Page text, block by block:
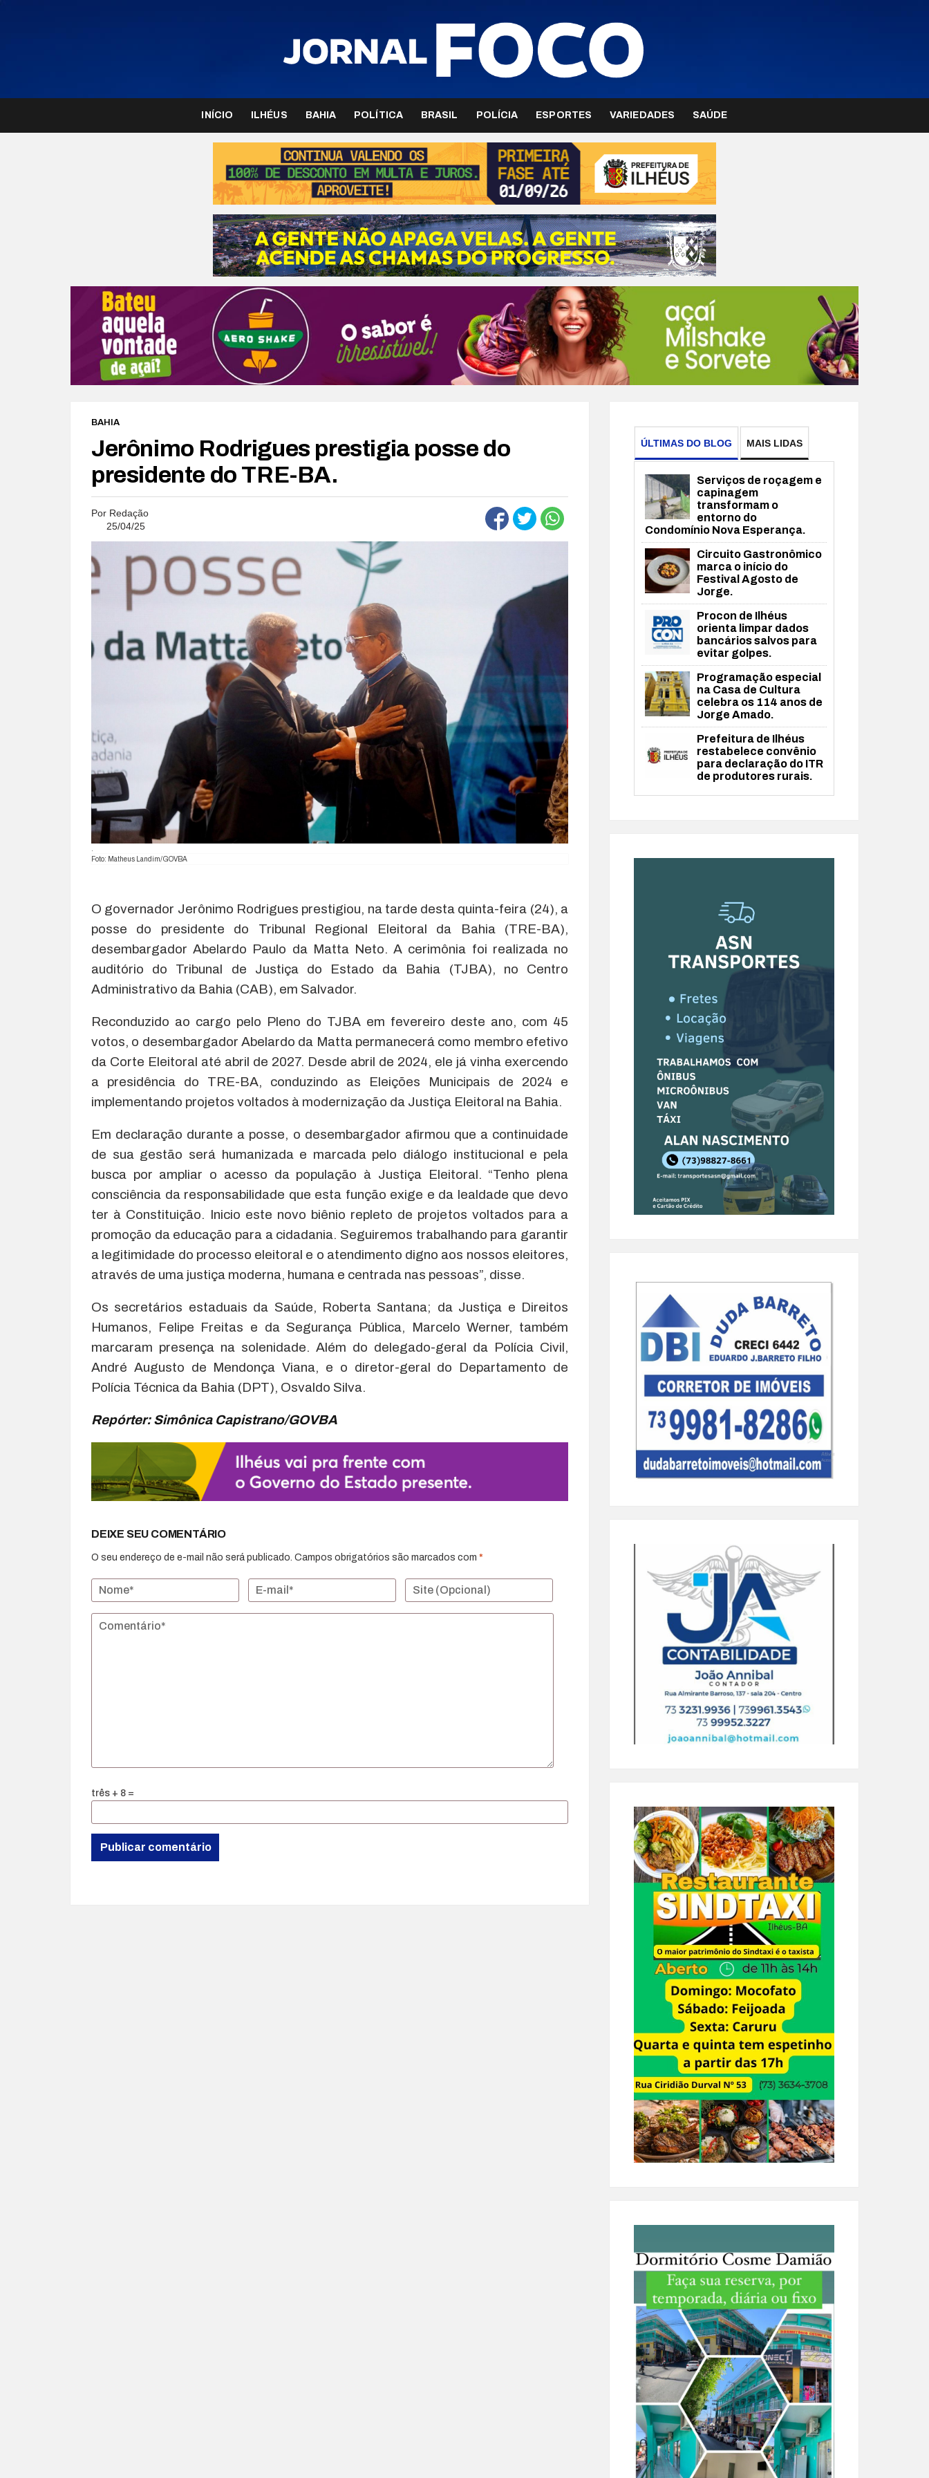
INÍCIO ILHÉUS BAHIA POLÍTICA BRASIL POLÍCIA ESPORTES VARIEDADES SAÚDE
BAHIA
Jerônimo Rodrigues prestigia posse do
presidente do TRE-BA.
Por Redação
25/04/25
Foto: Matheus Landim/GOVBA
O governador Jerônimo Rodrigues prestigiou, na tarde desta quinta-feira (24), a
posse do presidente do Tribunal Regional Eleitoral da Bahia (TRE-BA),
desembargador Abelardo Paulo da Matta Neto. A cerimônia foi realizada no
auditório do Tribunal de Justiça do Estado da Bahia (TJBA), no Centro
Administrativo da Bahia (CAB), em Salvador.
Reconduzido ao cargo pelo Pleno do TJBA em fevereiro deste ano, com 45
votos, o desembargador Abelardo da Matta permanecerá como membro efetivo
da Corte Eleitoral até abril de 2027. Desde abril de 2024, ele já vinha exercendo
a presidência do TRE-BA, conduzindo as Eleições Municipais de 2024 e
implementando projetos voltados à modernização da Justiça Eleitoral na Bahia.
Em declaração durante a posse, o desembargador afirmou que a continuidade
de sua gestão será humanizada e marcada pelo diálogo institucional e pela
busca por ampliar o acesso da população à Justiça Eleitoral. “Tenho plena
consciência da responsabilidade que esta função exige e da lealdade que devo
ter à Constituição. Inicio este novo biênio repleto de projetos voltados para a
promoção da educação para a cidadania. Seguiremos trabalhando para garantir
a legitimidade do processo eleitoral e o atendimento digno aos nossos eleitores,
através de uma justiça moderna, humana e centrada nas pessoas”, disse.
Os secretários estaduais da Saúde, Roberta Santana; da Justiça e Direitos
Humanos, Felipe Freitas e da Segurança Pública, Marcelo Werner, também
marcaram presença na solenidade. Além do delegado-geral da Polícia Civil,
André Augusto de Mendonça Viana, e o diretor-geral do Departamento de
Polícia Técnica da Bahia (DPT), Osvaldo Silva.
Repórter: Simônica Capistrano/GOVBA
DEIXE SEU COMENTÁRIO
O seu endereço de e-mail não será publicado. Campos obrigatórios são marcados com *
três + 8 =
ÚLTIMAS DO BLOG MAIS LIDAS
Serviços de roçagem e
capinagem
transformam o
entorno do
Condomínio Nova Esperança.
Circuito Gastronômico
marca o início do
Festival Agosto de
Jorge.
Procon de Ilhéus
orienta limpar dados
bancários salvos para
evitar golpes.
Programação especial
na Casa de Cultura
celebra os 114 anos de
Jorge Amado.
Prefeitura de Ilhéus
restabelece convênio
para declaração do ITR
de produtores rurais.